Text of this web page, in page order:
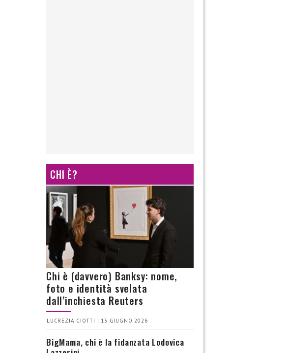
CHI È?
Chi è (davvero) Banksy: nome,
foto e identità svelata
dall’inchiesta Reuters
LUCREZIA CIOTTI | 13 GIUGNO 2026
BigMama, chi è la fidanzata Lodovica